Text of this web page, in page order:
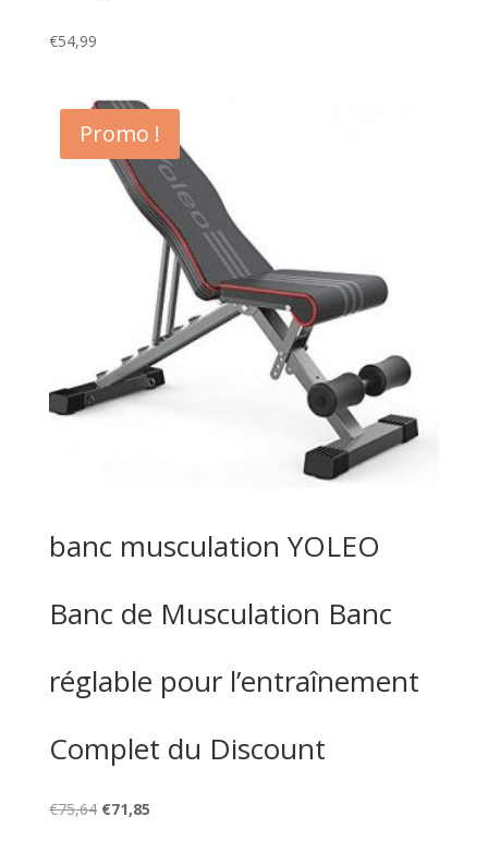
€54,99
Promo !
banc musculation YOLEO
Banc de Musculation Banc
réglable pour l’entraînement
Complet du Discount
€75,64 Le
€71,85Le